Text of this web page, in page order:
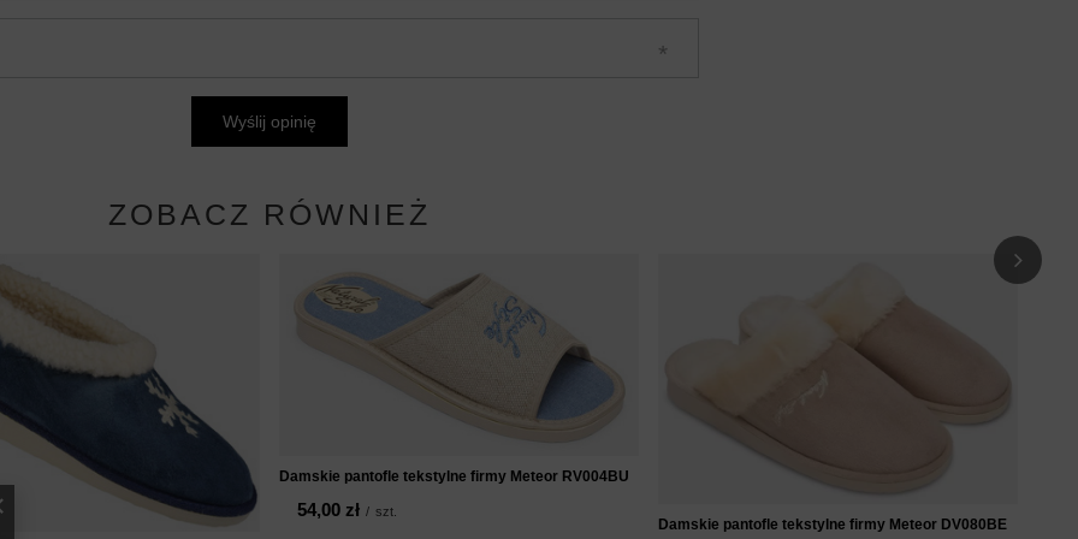
Wyślij opinię
ZOBACZ RÓWNIEŻ
Damskie pantofle tekstylne firmy Meteor RV004BU
54,00 zł / szt.
Damskie pantofle tekstylne firmy Meteor DV080BE